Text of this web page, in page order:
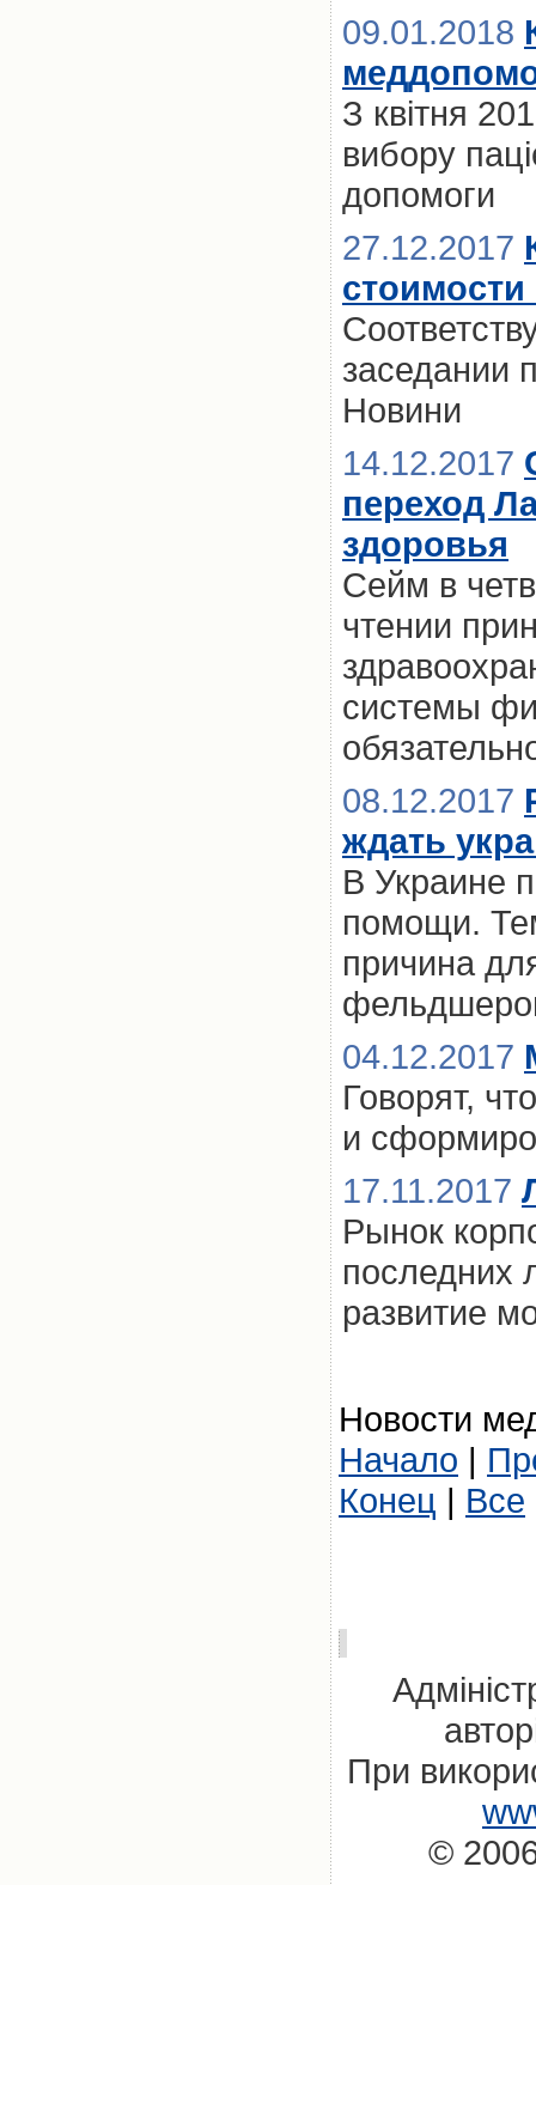
09.01.2018
З квітня
вибору
допомоги
27.12.2017
стоимости
заседании
Новини
14.12.2017
переход
здоровья
Сейм в
чтении
системы
08.12.2017
ждать
В Украине
помощи.
причина
04.12.2017
Говорят,
и
17.11.2017
Рынок
последних
развитие
Новости
Начало |
Конец | Все
При
©